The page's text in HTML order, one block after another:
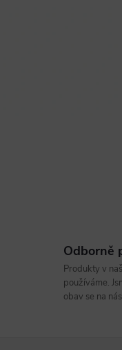
Odborně
Produkty v
používáme.
obav se na